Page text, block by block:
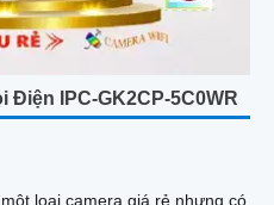
Điện IPC-GK2CP-5C0WR
loại camera giá rẻ nhưng có